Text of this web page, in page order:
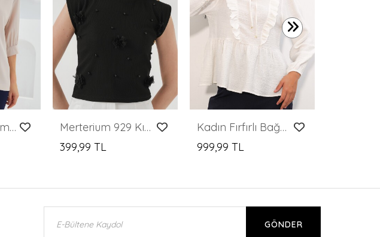
Kadın Krem Gömlek Yaka Saten Bluz 0493
Merterium 929 Kısa Kol Örme Bluz - Siyah
399,99 TL
Kadın Fırfırlı Bağcıklı Bluz 999 - Beyaz
999,99 TL
GÖNDER